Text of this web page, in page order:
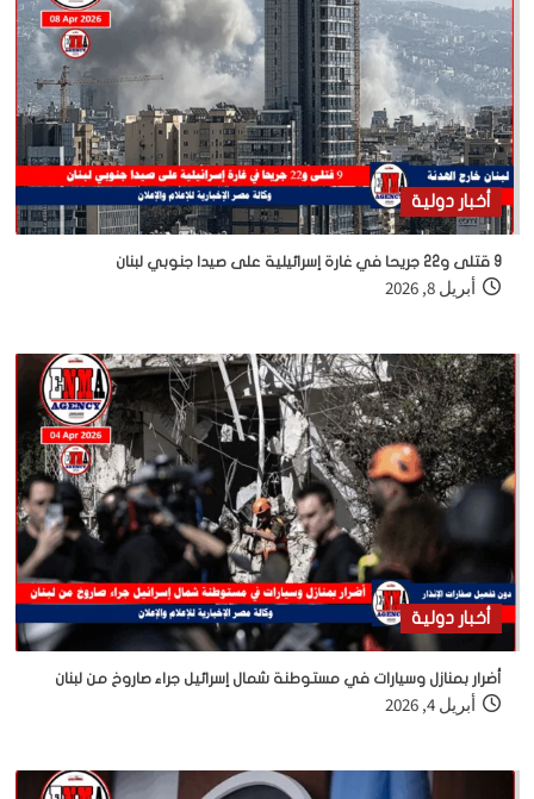
أخبار دولية
9 قتلى و22 جريحا في غارة إسرائيلية على صيدا جنوبي لبنان
أبريل 8, 2026
أخبار دولية
أضرار بمنازل وسيارات في مستوطنة شمال إسرائيل جراء صاروخ من لبنان
أبريل 4, 2026